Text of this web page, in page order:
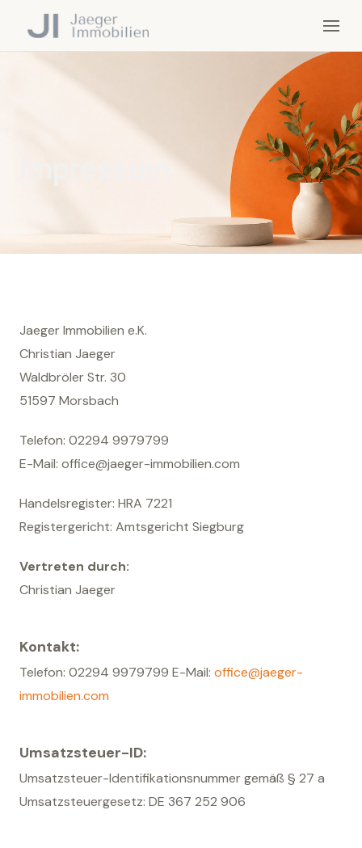
Impressum
Jaeger Immobilien e.K.
Christian Jaeger
Waldbröler Str. 30
51597 Morsbach
Telefon: 02294 9979799
E-Mail: office@jaeger-immobilien.com
Handelsregister: HRA 7221
Registergericht: Amtsgericht Siegburg
Vertreten durch:
Christian Jaeger
Kontakt:
Telefon: 02294 9979799 E-Mail: office@jaeger-
immobilien.com
Umsatzsteuer-ID:
Umsatzsteuer-Identifikationsnummer gemäß § 27 a
Umsatzsteuergesetz: DE 367 252 906